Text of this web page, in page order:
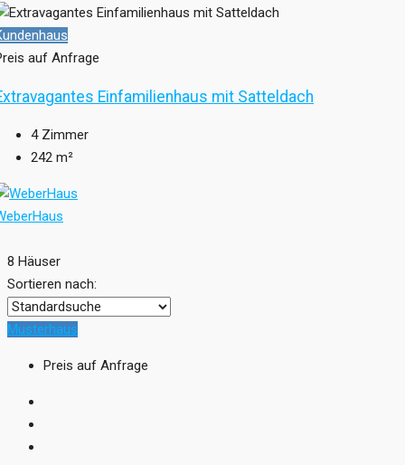
auf Anfrage
Einfamilienhaus mit Satteldach
4 Zimmer
242 m²
8 Häuser
Sortieren nach:
Musterhaus
Preis auf Anfrage